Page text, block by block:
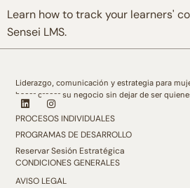
Learn how to track your learners'
Sensei LMS.
Liderazgo, comunicación y estrategia para
hacer crecer su negocio sin dejar de ser
PROCESOS INDIVIDUALES
PROGRAMAS DE DESARROLLO
Reservar Sesión Estratégica
CONDICIONES GENERALES
AVISO LEGAL